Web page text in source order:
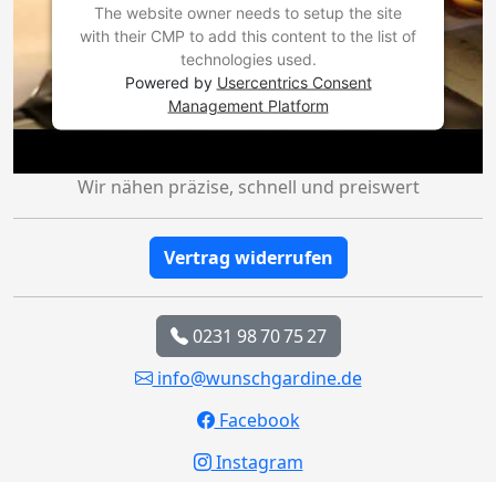
The website owner needs to setup the site
with their CMP to add this content to the list of
technologies used.
Powered by Usercentrics Consent
Management Platform
Wir nähen präzise, schnell und preiswert
Vertrag widerrufen
0231 98 70 75 27
info@wunschgardine.de
Facebook
Instagram